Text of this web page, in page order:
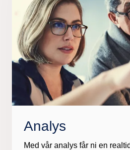
Analys
Med vår analys får ni en